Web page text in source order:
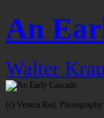
An
Walter
(c) Venera Red. Photography